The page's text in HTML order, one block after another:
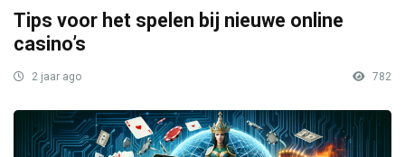
Tips voor het spelen bij nieuwe online
casino’s
2 jaar ago 782